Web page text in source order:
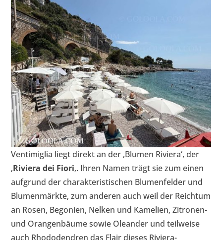
Ventimiglia liegt direkt an der ‚Blumen Riviera‘, der
‚Riviera dei Fiori‚. Ihren Namen trägt sie zum einen
aufgrund der charakteristischen Blumenfelder und
Blumenmärkte, zum anderen auch weil der Reichtum
an Rosen, Begonien, Nelken und Kamelien, Zitronen-
und Orangenbäume sowie Oleander und teilweise
auch Rhododendren das Flair dieses Riviera-